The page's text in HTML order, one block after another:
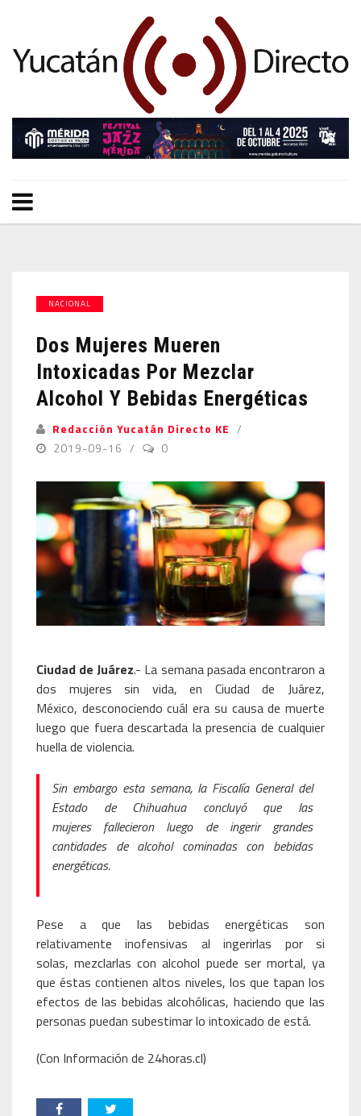
NACIONAL
Dos Mujeres Mueren
Intoxicadas Por Mezclar
Alcohol Y Bebidas Energéticas
Redacción Yucatán Directo KE
2019-09-16
0
Ciudad de Juárez.- La semana pasada encontraron a
dos mujeres sin vida, en Ciudad de Juárez,
México, desconociendo cuál era su causa de muerte
luego que fuera descartada la presencia de cualquier
huella de violencia.
Sin embargo esta semana, la Fiscalía General del
Estado de Chihuahua concluyó que las
mujeres fallecieron luego de ingerir grandes
cantidades de alcohol cominadas con bebidas
energéticas.
Pese a que las bebidas energéticas son
relativamente inofensivas al ingerirlas por si
solas, mezclarlas con alcohol puede ser mortal, ya
que éstas contienen altos niveles, los que tapan los
efectos de las bebidas alcohólicas, haciendo que las
personas puedan subestimar lo intoxicado de está.
(Con Información de 24horas.cl)